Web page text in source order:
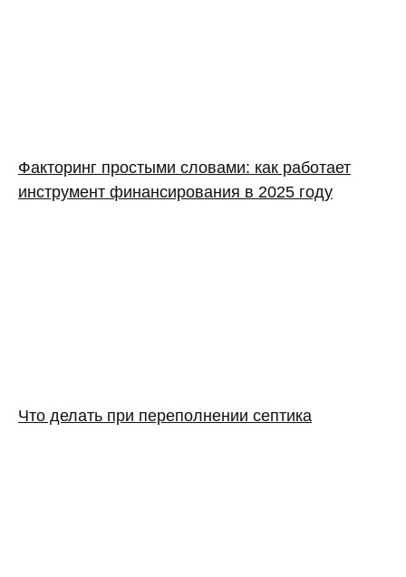
Факторинг простыми словами: как работает
инструмент финансирования в 2025 году
Что делать при переполнении септика